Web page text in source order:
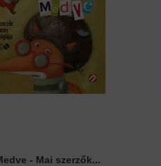
- Mai szerzők...